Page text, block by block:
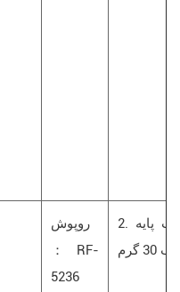
روپوش
： RF-
5236
2. کت پایه ： RF-5136 coat کت چاقو ،
گرم